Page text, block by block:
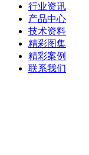
行业资讯
产品中心
技术资料
精彩图集
精彩案例
联系我们